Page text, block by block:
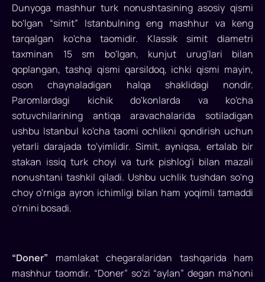
mintaqaviy
taomlarigacha
xalqaro
miqyosda
diqqatga
sazovordir...
Dunyoga mashhur turk nonushtasining asosiy qismi
bo'lgan “simit” Istanbulning eng mashhur va keng
tarqalgan ko'cha taomidir. Klassik simit diametri
taxminan 15 sm bo'lgan, kunjut urug'lari bilan
qoplangan, tashqi qismi qarsildoq, ichki qismi mayin,
oson chaynaladigan halqa shaklidagi nondir.
Paromlardagi kichik do'konlarda va ko'cha
sotuvchilarining antiqa aravachalarida sotiladigan
ushbu Istanbul ko'cha taomi ochlikni qondirish uchun
yetarli darajada to'yimlidir. Simit, ayniqsa, ertalab bir
stakan issiq turk choyi va turk pishlog'i bilan mazali
nonushtani tashkil qiladi. Ushbu uchlik tushdan so'ng
choy o'rniga ayron ichimligi bilan ham yoqimli tamaddi
o'rnini bosadi.
“Doner” mamlakat chegaralaridan tashqarida ham
mashhur taomdir. “Doner” so'zi “aylan” degan ma'noni